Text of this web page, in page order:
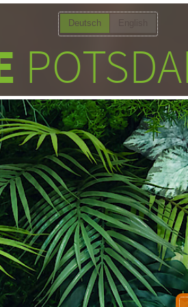
Deutsch